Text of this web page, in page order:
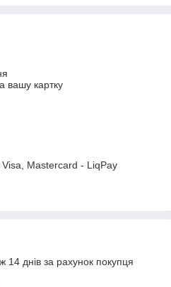
вашу картку
Mastercard - LiqPay
днів за рахунок покупця